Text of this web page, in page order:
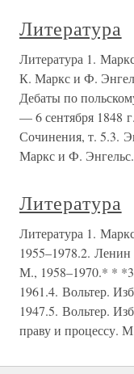
Литература
Литература 1.
К. Маркс и Ф.
Дебаты по
— 6 сентября 1848
Сочинения, т. 5.3.
Маркс и Ф. Энгельс.
Литература
Литература 1.
1955–1978.2.
М., 1958–1970.* *
1961.4. Вольтер.
1947.5. Вольтер.
праву и процессу.